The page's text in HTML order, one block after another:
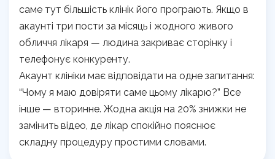
саме тут більшість клінік його програють. Якщо в
акаунті три пости за місяць і жодного живого
обличчя лікаря — людина закриває сторінку і
телефонує конкуренту.
Акаунт клініки має відповідати на одне запитання:
“Чому я маю довіряти саме цьому лікарю?” Все
інше — вторинне. Жодна акція на 20% знижки не
замінить відео, де лікар спокійно пояснює
складну процедуру простими словами.